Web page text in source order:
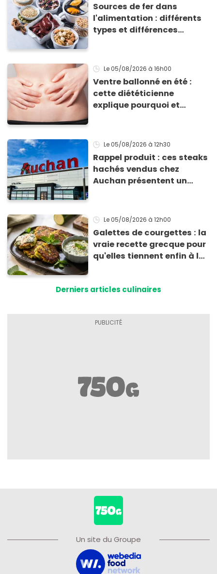
Sources de fer dans
l'alimentation : différents
types et différences
Le 05/08/2026 à 16h00
Ventre ballonné en été :
cette diététicienne
explique pourquoi et
Le 05/08/2026 à 12h30
Rappel produit : ces steaks
hachés vendus chez
Auchan présentent un
Le 05/08/2026 à 12h00
Galettes de courgettes : la
vraie recette grecque pour
qu'elles tiennent enfin à la
Derniers articles culinaires
Un site du Groupe